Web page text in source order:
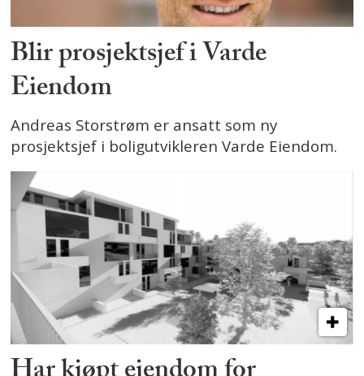
Blir prosjektsjef i Varde
Eiendom
Andreas Storstrøm er ansatt som ny
prosjektsjef i boligutvikleren Varde Eiendom.